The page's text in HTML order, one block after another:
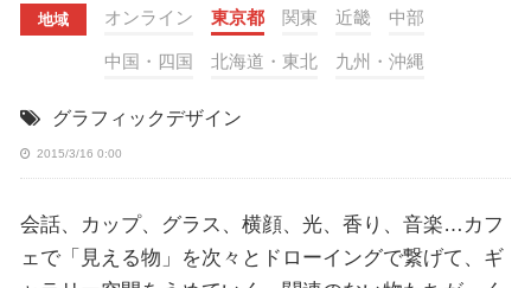
地域 オンライン 東京都 関東 近畿 中部
中国・四国 北海道・東北 九州・沖縄
グラフィックデザイン
2015/3/16 0:00
会話、カップ、グラス、横顔、光、香り、音楽…カフ
ェで「見える物」を次々とドローイングで繋げて、ギ